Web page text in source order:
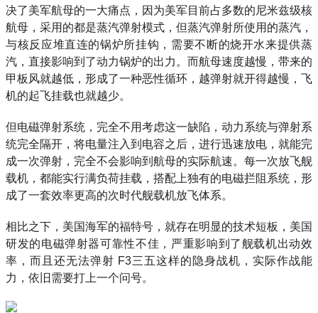
决了美军航母的一大痛点，因为美军目前占多数的尼米兹级核
航母，采用的都是蒸汽弹射模式，但蒸汽弹射所使用的蒸汽，
与核反应堆直连的锅炉所挂钩，需要不断的烧开水来提供蒸
汽，直接影响到了动力锅炉的出力。而航母速度越慢，带来的
甲板风就越低，形成了一种恶性循环，越弹射就开得越慢，飞
机的起飞挂载也就越少。
但电磁弹射系统，完全不用考虑这一缺陷，动力系统与弹射系
统完全隔开，将电量注入到电容之后，进行迅速放电，就能完
成一次弹射，完全不会影响到航母的实际航速。每一次放飞舰
载机，都能实行满负荷挂载，搭配上独有的电磁拦阻系统，形
成了一套效率更高的次时代舰载机放飞体系。
相比之下，美国海军的福特号，就存在明显的技术短板，美国
研发的电磁弹射器可靠性不佳，严重影响到了舰载机出动效
率，而且还无法弹射 F3三五这样的隐身战机，实际作战能
力，依旧需要打上一个问号。